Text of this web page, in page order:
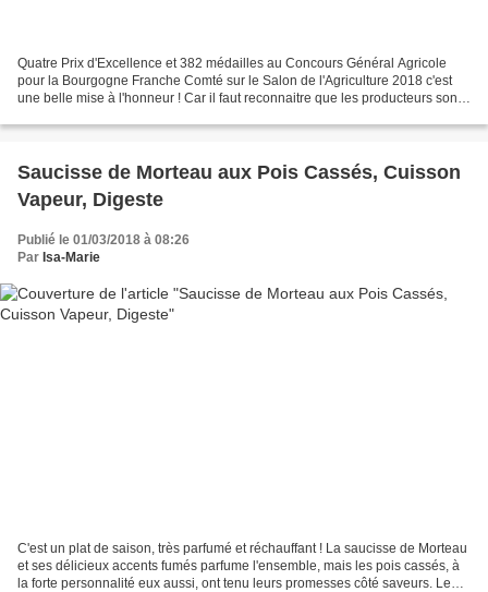
Quatre Prix d'Excellence et 382 médailles au Concours Général Agricole
pour la Bourgogne Franche Comté sur le Salon de l'Agriculture 2018 c'est
une belle mise à l'honneur ! Car il faut reconnaitre que les producteurs sont
Saucisse de Morteau aux Pois Cassés, Cuisson
Vapeur, Digeste
Publié le 01/03/2018 à 08:26
Par Isa-Marie
C'est un plat de saison, très parfumé et réchauffant ! La saucisse de Morteau
et ses délicieux accents fumés parfume l'ensemble, mais les pois cassés, à
la forte personnalité eux aussi, ont tenu leurs promesses côté saveurs. Le